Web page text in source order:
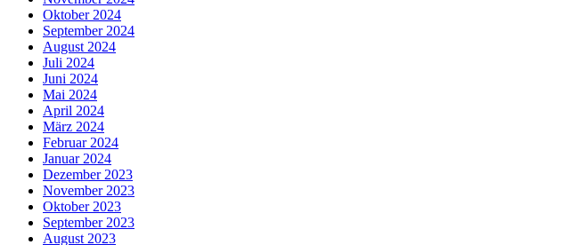
Oktober 2024
September 2024
August 2024
Juli 2024
Juni 2024
Mai 2024
April 2024
März 2024
Februar 2024
Januar 2024
Dezember 2023
November 2023
Oktober 2023
September 2023
August 2023